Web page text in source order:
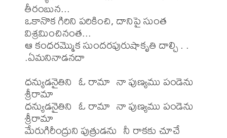
తీరంబున...
ఒకానొక గిరిని పరికించి, దానిపై సుంత
విశ్రమించినంత...
ఆ కంధరమ్మొక సుందరపురుషాకృతి దాల్చి . .
.ఏమనినాడనదా
ధన్యుడనైతిని  ఓ రామా  నా పుణ్యము పండెను
శ్రీరామా
ధన్యుడనైతిని  ఓ రామా  నా పుణ్యము పండెను
శ్రీరామా
మేరుగిరీంద్రుని పుత్రుడను  నీ రాకకు చూచే